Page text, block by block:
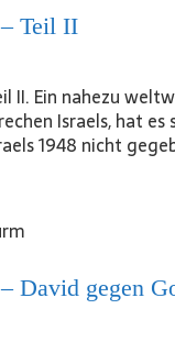
Teil II
II. Ein nahezu
Israels, hat es
1948 nicht
David gegen